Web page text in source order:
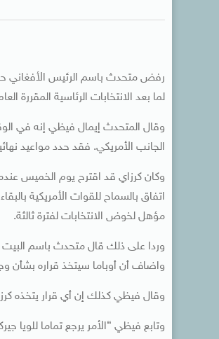
رفض متحدث باسم الرئيس الأفغاني
لما بعد الانتخابات الرئاسية المقررة
وقال المتحدث إيمال فيظي إنه في
الجانب الأمريكي. فقد حدد مواعيد
وكان كرزاي قد اقترح يوم الخميس
مؤهل لخوض الانتخابات لفترة ثالثة.
وردا على ذلك قال متحدث باسم البيت
واضاف أن أوباما سيتخذ قراره بشأن
وقال فيظي كذلك إن أي قرار يتخذه
وتابع فيظي “الأمر يرجع تماما للويا